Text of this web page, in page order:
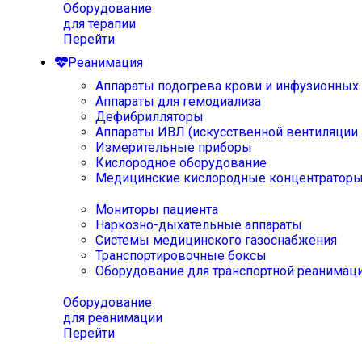
Оборудование
для терапии
Перейти
Реанимация
Аппараты подогрева крови и инфузионных
Аппараты для гемодиализа
Дефибрилляторы
Аппараты ИВЛ (искусственной вентиляции
Измерительные приборы
Кислородное оборудование
Медицинские кислородные
Мониторы пациента
Наркозно-дыхательные аппараты
Системы медицинского газоснабжения
Транспортировочные боксы
Оборудование для транспортной
Оборудование
для реанимации
Перейти